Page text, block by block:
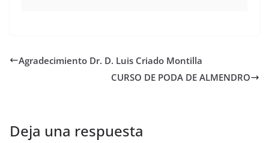
Agradecimiento Dr. D. Luis Criado Montilla
CURSO DE PODA DE ALMENDRO
Deja una respuesta